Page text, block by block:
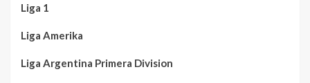
Liga 1
Liga Amerika
Liga Argentina Primera Division